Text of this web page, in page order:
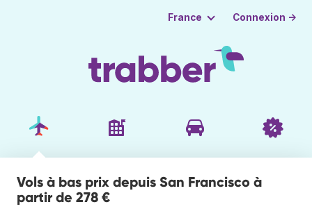
France Connexion →
Vols à bas prix depuis San Francisco à
partir de 278 €